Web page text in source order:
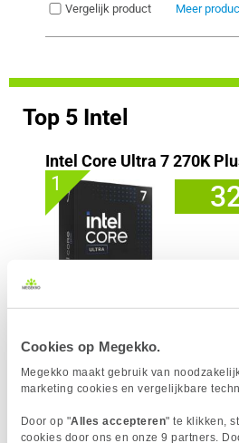
Cookies op Megekko.
Megekko maakt gebruik van
marketing cookies en vergelijkbare
Door op "Alles accepteren" te klikken,
cookies door ons en onze 9 partners.
Vergelijk product Meer
Top 5 Intel
Intel Core Ultra 7 270K
1
Uit eigen voorraad leverbaar. Levertijd:1
Processorgeneratie
Processor Serie
Intel Core
Socket
1851
Processor Snelheid
3.70 GHz